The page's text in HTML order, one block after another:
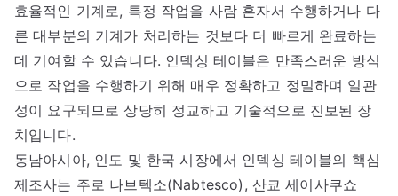
효율적인 기계로, 특정 작업을 사람 혼자서 수행하거나 다
른 대부분의 기계가 처리하는 것보다 더 빠르게 완료하는
데 기여할 수 있습니다. 인덱싱 테이블은 만족스러운 방식
으로 작업을 수행하기 위해 매우 정확하고 정밀하며 일관
성이 요구되므로 상당히 정교하고 기술적으로 진보된 장
치입니다.
동남아시아, 인도 및 한국 시장에서 인덱싱 테이블의 핵심
제조사는 주로 나브텍소(Nabtesco), 산쿄 세이사쿠쇼